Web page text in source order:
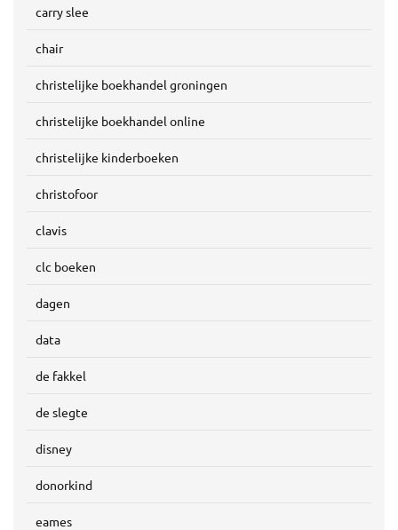
carry slee
chair
christelijke boekhandel groningen
christelijke boekhandel online
christelijke kinderboeken
christofoor
clavis
clc boeken
dagen
data
de fakkel
de slegte
disney
donorkind
eames